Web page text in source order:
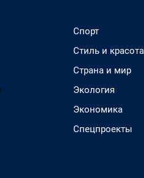
Спорт
Стиль и красота
Страна и мир
Экология
Экономика
Спецпроекты